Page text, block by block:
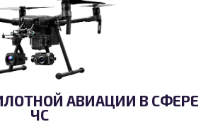
АВИАЦИИ В СФЕРЕ
ЧС